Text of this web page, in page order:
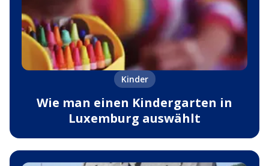
Kinder
Wie man einen Kindergarten in
Luxemburg auswählt